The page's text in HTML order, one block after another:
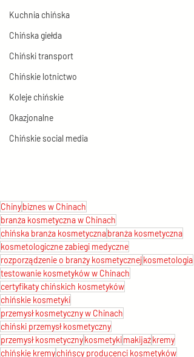
Kuchnia chińska
Chińska giełda
Chiński transport
Chińskie lotnictwo
Koleje chińskie
Okazjonalne
Chińskie social media
Chinybiznes w Chinach
branża kosmetyczna w Chinach
chińska branża kosmetycznabranża kosmetyczna
kosmetologiczne zabiegi medyczne
rozporządzenie o branży kosmetycznejkosmetologia
testowanie kosmetyków w Chinach
certyfikaty chińskich kosmetyków
chińskie kosmetyki
przemysł kosmetyczny w Chinach
chiński przemysł kosmetyczny
przemysł kosmetycznykosmetykimakijażkremy
chińskie kremychińscy producenci kosmetyków